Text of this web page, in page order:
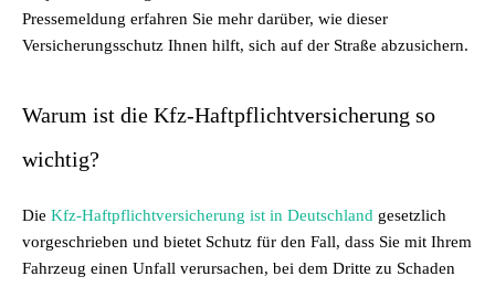
Pressemeldung erfahren Sie mehr darüber, wie dieser
Versicherungsschutz Ihnen hilft, sich auf der Straße abzusichern.
Warum ist die Kfz-Haftpflichtversicherung so
wichtig?
Die Kfz-Haftpflichtversicherung ist in Deutschland gesetzlich
vorgeschrieben und bietet Schutz für den Fall, dass Sie mit Ihrem
Fahrzeug einen Unfall verursachen, bei dem Dritte zu Schaden